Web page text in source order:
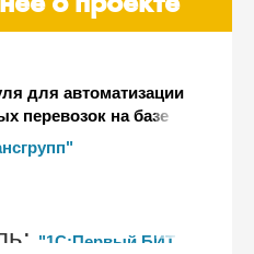
для автоматизации
перевозок на базе
в
"1С:Первый БИТ,